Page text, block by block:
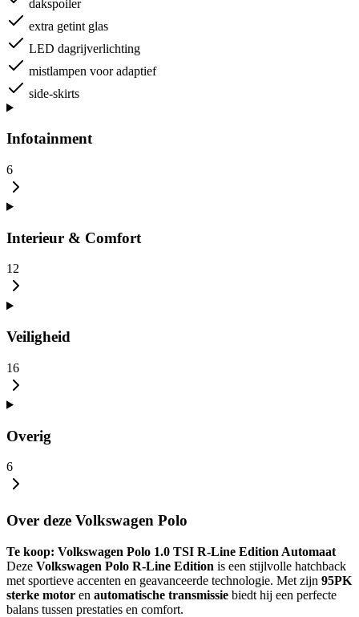
dakspoiler
extra getint glas
LED dagrijverlichting
mistlampen voor adaptief
side-skirts
Infotainment
6
Interieur & Comfort
12
Veiligheid
16
Overig
6
Over deze Volkswagen Polo
Te koop: Volkswagen Polo 1.0 TSI R-Line Edition Automaat
Deze Volkswagen Polo R-Line Edition is een stijlvolle hatchback
met sportieve accenten en geavanceerde technologie. Met zijn 95PK
sterke motor en automatische transmissie biedt hij een perfecte
balans tussen prestaties en comfort.